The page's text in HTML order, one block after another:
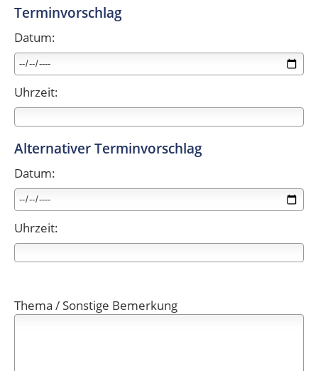
Terminvorschlag
Datum:
Uhrzeit:
Alternativer Terminvorschlag
Datum:
Uhrzeit:
Thema / Sonstige Bemerkung